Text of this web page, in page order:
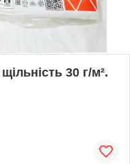
30 г/м².